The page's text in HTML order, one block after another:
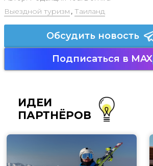
Выездной туризм , Таиланд
Обсудить новость
Подписаться в MAX
ИДЕИ
ПАРТНЁРОВ